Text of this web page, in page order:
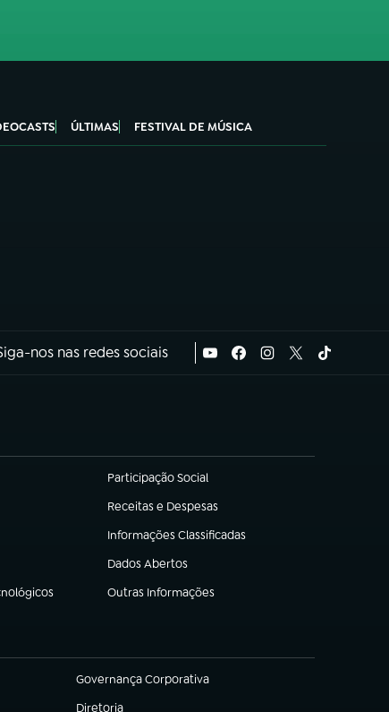
ÚLTIMAS FESTIVAL DE MÚSICA
nos nas redes sociais
Participação Social
(abre em nova aba)
Receitas e Despesas
(abre em nova aba)
Informações Classificadas
(abre em nova aba)
Dados Abertos
(abre em nova aba)
Outras Informações
(abre em nova aba)
Governança Corporativa
(abre em nova aba)
Diretoria